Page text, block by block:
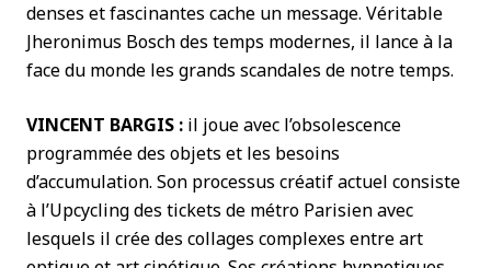
denses et fascinantes cache un message. Véritable
Jheronimus Bosch des temps modernes, il lance à la
face du monde les grands scandales de notre temps.
VINCENT BARGIS : il joue avec l’obsolescence
programmée des objets et les besoins
d’accumulation. Son processus créatif actuel consiste
à l’Upcycling des tickets de métro Parisien avec
lesquels il crée des collages complexes entre art